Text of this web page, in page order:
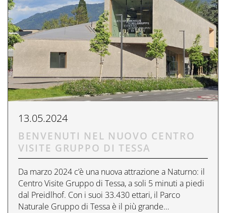
13.05.2024
BENVENUTI NEL NUOVO CENTRO
VISITE GRUPPO DI TESSA
Da marzo 2024 c’è una nuova attrazione a Naturno: il
Centro Visite Gruppo di Tessa, a soli 5 minuti a piedi
dal Preidlhof. Con i suoi 33.430 ettari, il Parco
Naturale Gruppo di Tessa è il più grande…